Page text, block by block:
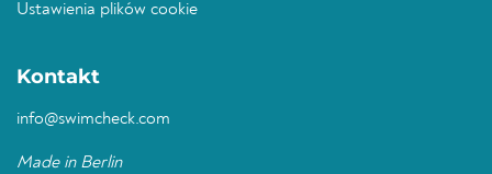
Ustawienia plików cookie
Kontakt
info@swimcheck.com
Made in Berlin